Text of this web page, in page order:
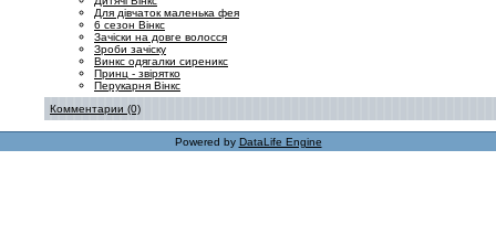
Для дівчаток маленька фея
6 сезон Вінкс
Зачіски на довге волосся
Зроби зачіску
Винкс одягалки сиреникс
Принц - звірятко
Перукарня Вінкс
Комментарии (0)
Powered by DataLife Engine